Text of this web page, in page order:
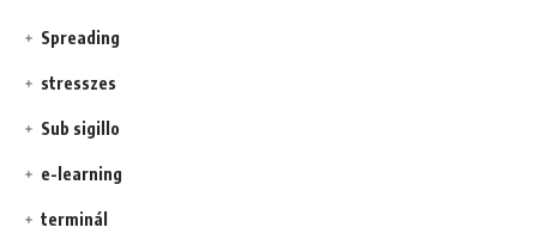
Spreading
stresszes
Sub sigillo
e-learning
terminál